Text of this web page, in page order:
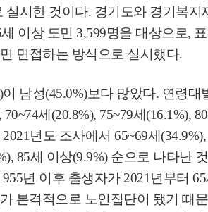
실시한 것이다. 경기도와 경기복지
세 이상 도민 3,599명을 대상으로,
면접하는 방식으로 실시했다.
이 남성(45.0%)보다 많았다. 연령대
, 70~74세 (20.8%), 75~79세 (16.1%),
2021 년도 조사에서 65~69세
85세 이상(9.9%) 순으로 나타난
년 이후 출생자가 2021 년부터 65
가 본격적으로 노인집단이 됐기 때